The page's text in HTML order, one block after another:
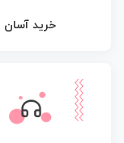
خرید آسان